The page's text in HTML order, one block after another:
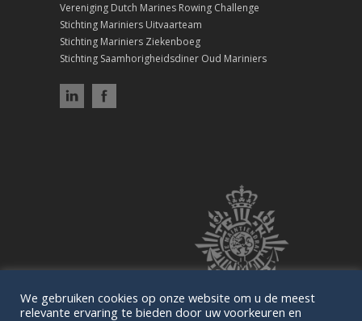
Vereniging Dutch Marines Rowing Challenge
Stichting Mariniers Uitvaarteam
Stichting Mariniers Ziekenboeg
Stichting Saamhorigheidsdiner Oud Mariniers
We gebruiken cookies op onze website om u de meest
relevante ervaring te bieden door uw voorkeuren en